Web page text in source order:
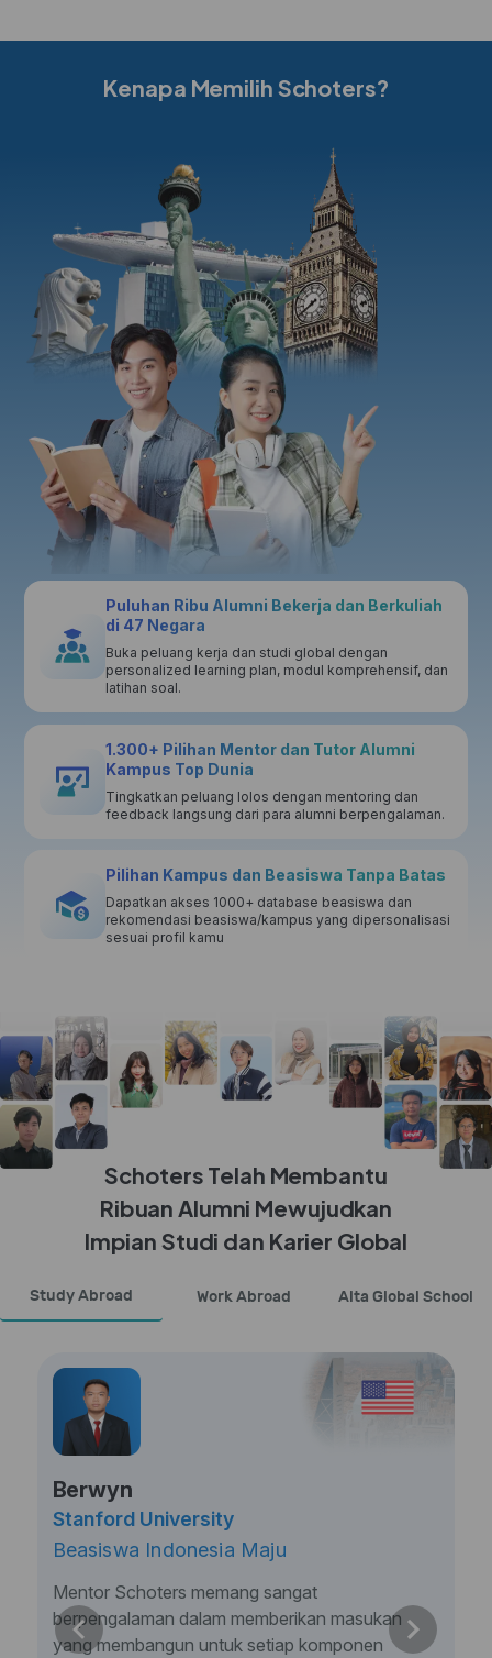
Kenapa Memilih Schoters?
Puluhan Ribu Alumni Bekerja dan Berkuliah
di 47 Negara
Buka peluang kerja dan studi global dengan
personalized learning plan, modul komprehensif, dan
latihan soal.
1.300+ Pilihan Mentor dan Tutor Alumni
Kampus Top Dunia
Tingkatkan peluang lolos dengan mentoring dan
feedback langsung dari para alumni berpengalaman.
Pilihan Kampus dan Beasiswa Tanpa Batas
Dapatkan akses 1000+ database beasiswa dan
rekomendasi beasiswa/kampus yang dipersonalisasi
sesuai profil kamu
Schoters Telah Membantu
Ribuan Alumni Mewujudkan
Impian Studi dan Karier Global
Study Abroad Work Abroad Alta Global School
Berwyn
Stanford University
Beasiswa Indonesia Maju
Mentor Schoters memang sangat
berpengalaman dalam memberikan masukan
yang membangun untuk setiap komponen